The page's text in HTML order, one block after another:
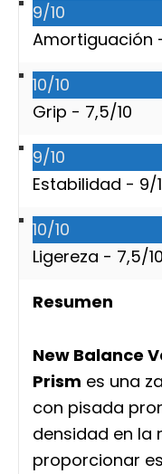
9/10
Amortiguación
10/10
Grip - 7,5/10
9/10
Estabilidad - 9/
10/10
Ligereza - 7,5/10
Resumen
New Balance
Prism es una
con pisada
densidad en la
proporcionar